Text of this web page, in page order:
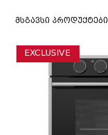
მსგავსი პროდუქტები
EXCLUSIVE